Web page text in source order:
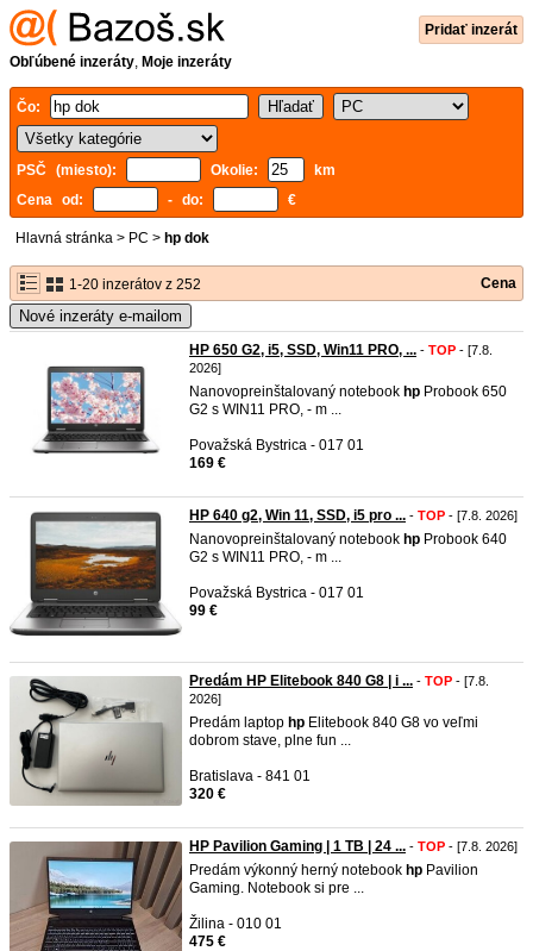
Pridať inzerát
Obľúbené inzeráty, Moje inzeráty
Čo:
PSČ (miesto): Okolie:
km
Cena od:
- do: €
Hlavná stránka > PC > hp dok
1-20 inzerátov z 252 Cena
Nové inzeráty e-mailom
HP 650 G2, i5, SSD, Win11 PRO, ... - TOP - [7.8.
2026]
Nanovopreinštalovaný notebook hp Probook 650
G2 s WIN11 PRO, - m ...
Považská Bystrica - 017 01
169 €
HP 640 g2, Win 11, SSD, i5 pro ... - TOP - [7.8. 2026]
Nanovopreinštalovaný notebook hp Probook 640
G2 s WIN11 PRO, - m ...
Považská Bystrica - 017 01
99 €
Predám HP Elitebook 840 G8 | i ... - TOP - [7.8.
2026]
Predám laptop hp Elitebook 840 G8 vo veľmi
dobrom stave, plne fun ...
Bratislava - 841 01
320 €
HP Pavilion Gaming | 1 TB | 24 ... - TOP - [7.8. 2026]
Predám výkonný herný notebook hp Pavilion
Gaming. Notebook si pre ...
Žilina - 010 01
475 €